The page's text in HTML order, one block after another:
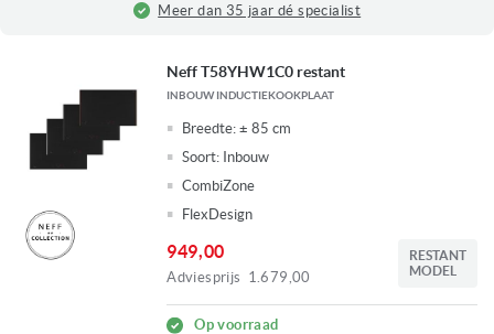
Fysieke winkel in Ridderkerk
Neff T58YHW1C0 restant
INBOUW INDUCTIEKOOKPLAAT
Breedte: ± 85 cm
Soort: Inbouw
CombiZone
FlexDesign
949,00
Adviesprijs 1.679,00
RESTANT
MODEL
Op voorraad